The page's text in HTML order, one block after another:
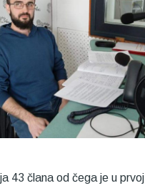
43 člana od čega je u